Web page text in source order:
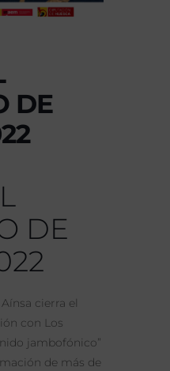
DE
DE
cierra el
con Los
jambofónico”
de más de